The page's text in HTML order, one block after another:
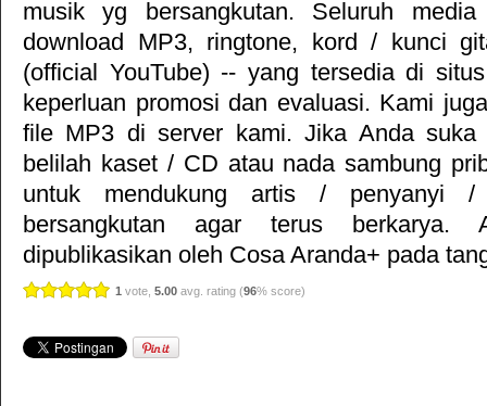
musik yg bersangkutan. Seluruh
download MP3, ringtone, kord / kunci
(official YouTube) -- yang tersedia di
keperluan promosi dan evaluasi. Kami
file MP3 di server kami. Jika Anda
belilah kaset / CD atau nada sambung
untuk mendukung artis / penyanyi
bersangkutan agar terus berkarya.
dipublikasikan oleh Cosa Aranda+ pada
1 vote, 5.00 avg. rating (96% score)